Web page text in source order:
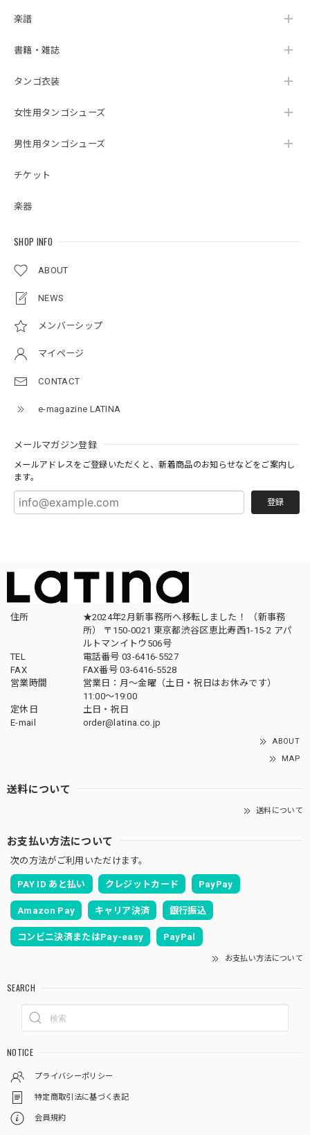
楽譜
書籍・雑誌
タンゴ衣装
女性用タンゴシューズ
男性用タンゴシューズ
チケット
楽器
SHOP INFO
ABOUT
NEWS
メンバーシップ
マイページ
CONTACT
e-magazine LATINA
メールマガジン登録
メールアドレスをご登録いただくと、新着商品のお知らせなどをご案内し
ます。
登録
住所
★2024年2月新事務所へ移転しました！ （新事務
所） 〒150-0021 東京都渋谷区恵比寿西1-15-2 アパ
ルトマンイトウ506号
TEL
電話番号 03-6416-5527
FAX
FAX番号 03-6416-5528
営業時間
営業日：月〜金曜（土日・祝日はお休みです）
11:00〜19:00
定休日
土日・祝日
E-mail
order@latina.co.jp
ABOUT
MAP
送料について
送料について
お支払い方法について
次の方法がご利用いただけます。
PAY ID あと払い クレジットカード PayPay
Amazon Pay キャリア決済 銀行振込
コンビニ決済またはPay-easy PayPal
お支払い方法について
SEARCH
NOTICE
プライバシーポリシー
特定商取引法に基づく表記
会員規約